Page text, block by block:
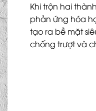
Khi trộn hai
phản ứng hóa
tạo ra bề mặt
chống trượt và